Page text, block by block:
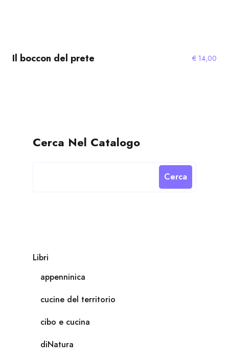
Il boccon del prete € 14,00
Cerca Nel Catalogo
Cerca
Libri
appenninica
cucine del territorio
cibo e cucina
diNatura